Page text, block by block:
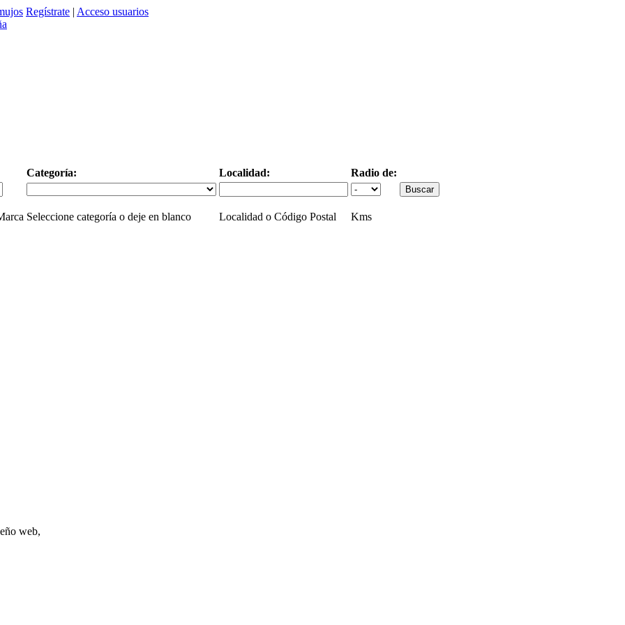
Regístrate | Acceso usuarios
Categoría: Localidad: Radio de:
Seleccione categoría o deje en blanco Localidad o Código Postal Kms
web,